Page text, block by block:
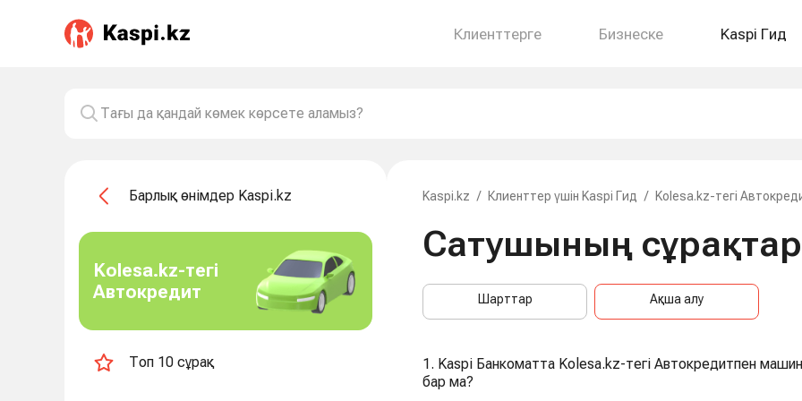
Клиенттерге Бизнеске Kaspi Гид
Барлық өнімдер Kaspi.kz
Kolesa.kz-тегі
Автокредит
Топ 10 сұрақ
Kaspi.kz / Клиенттер үшін Kaspi Гид / Kolesa.kz-тегі
Сатушының
Шарттар Ақша алу
1. Kaspi Банкоматта Kolesa.kz-тегі Автокредитпен
бар ма?